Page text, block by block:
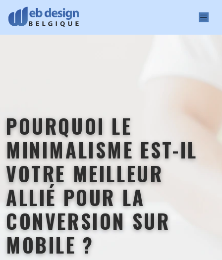
POURQUOI LE
MINIMALISME EST-IL
VOTRE MEILLEUR
ALLIÉ POUR LA
CONVERSION SUR
MOBILE ?